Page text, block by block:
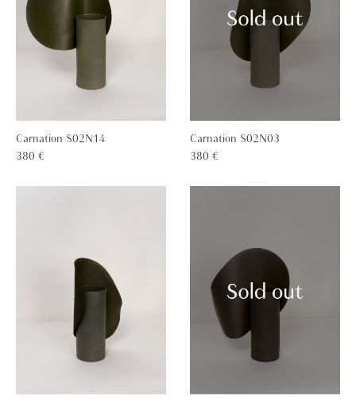
Carnation S02N14
380 €
Carnation S02N03
380 €